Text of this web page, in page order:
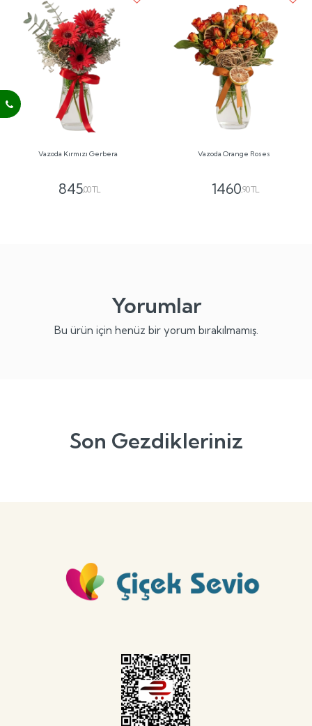
Vazoda Kırmızı Gerbera
845,00 TL
Vazoda Orange Roses
1460,90 TL
Yorumlar
Bu ürün için henüz bir yorum bırakılmamış.
Son Gezdikleriniz